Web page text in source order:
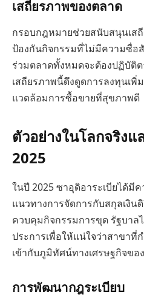
เสถียรภาพของตลาด
กรอบกฎหมายช่วยสนับสนุนเส
ป้องกันกิจกรรมที่ไม่มีความซื่อ
ร่วมตลาดทั้งหมดจะต้องปฏิบัติ
เสถียรภาพนี้ดึงดูดการลงทุนเพิ่
แวดล้อมการซื้อขายที่สุขภาพดี
ตัวอย่างในโลกจริง
2025
ในปี 2025 ซาอุดิอาระเบียได้มี
แนวทางการจัดการกับสกุลเงิน
ควบคุมกิจกรรมการขุด รัฐบาล
ประการเพื่อให้แน่ใจว่าสาขาที่
เข้ากับภูมิทัศน์ทางเศรษฐกิจขอ
การพัฒนากฎระเบียบ